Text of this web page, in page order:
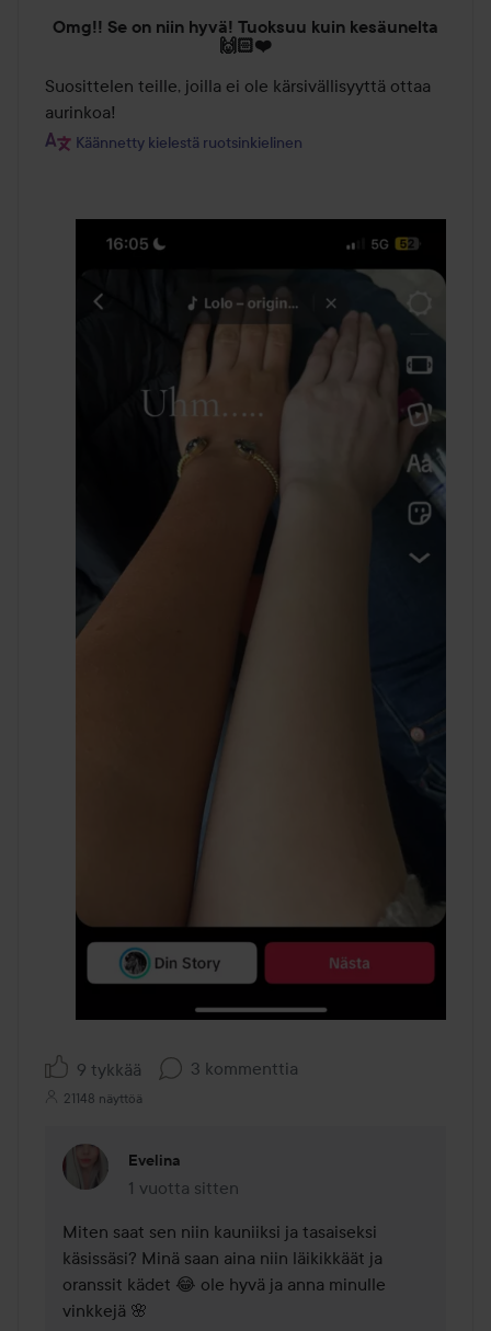
5
5
Omg!! Se on niin hyvä! Tuoksuu kuin kesäunelta
🙌🏻❤️
Suosittelen teille, joilla ei ole kärsivällisyyttä ottaa
Käännetty kielestä ruotsinkielinen
9 tykkää 3 kommenttia
21148 näyttöä
Evelina
1 vuotta sitten
Kommentti lisättiin 1 vuotta sitten
Miten saat sen niin kauniiksi ja tasaiseksi
käsissäsi? Minä saan aina niin läikikkäät ja
oranssit kädet 😂 ole hyvä ja anna minulle
vinkkejä 🌸